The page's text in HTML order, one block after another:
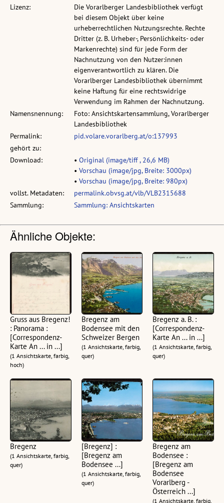
Lizenz:
Die Vorarlberger Landesbibliothek verfügt
bei diesem Objekt über keine
urheberrechtlichen Nutzungsrechte. Rechte
Dritter (z. B. Urheber-, Persönlichkeits- oder
Markenrechte) sind für jede Form der
Nachnutzung von den Nutzer:innen
eigenverantwortlich zu klären. Die
Vorarlberger Landesbibliothek übernimmt
keine Haftung für eine rechtswidrige
Verwendung im Rahmen der Nachnutzung.
Namensnennung:
Foto: Ansichtskartensammlung, Vorarlberger
Landesbibliothek
Permalink:
pid.volare.vorarlberg.at/o:137993
gehört zu:
Download:
• Original (image/tiff , 26,6 MB)
• Vorschau (image/jpg, Breite: 3000px)
• Vorschau (image/jpg, Breite: 980px)
vollst. Metadaten:
permalink.obvsg.at/vlb/VLB2315688
Sammlung:
Sammlung: Ansichtskarten
Ähnliche Objekte:
Gruss aus Bregenz!
: Panorama :
[Correspondenz-
Karte An ... in ...]
(1 Ansichtskarte, farbig,
hoch)
Bregenz am
Bodensee mit den
Schweizer Bergen
(1 Ansichtskarte, farbig,
quer)
Bregenz a. B. :
[Correspondenz-
Karte An ... in ...]
(1 Ansichtskarte, farbig,
quer)
Bregenz
(1 Ansichtskarte, farbig,
quer)
[Bregenz] :
[Bregenz am
Bodensee ...]
(1 Ansichtskarte, farbig,
quer)
Bregenz am
Bodensee :
[Bregenz am
Bodensee
Vorarlberg -
Österreich ...]
(1 Ansichtskarte, farbig,